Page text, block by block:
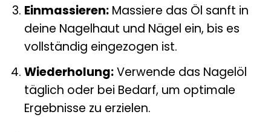
Einmassieren:Massiere das Öl sanft in
deine Nagelhaut und Nägel ein, bis es
vollständig eingezogen ist.
Wiederholung:Verwende das Nagelöl
täglich oder bei Bedarf, um optimale
Ergebnisse zu erzielen.